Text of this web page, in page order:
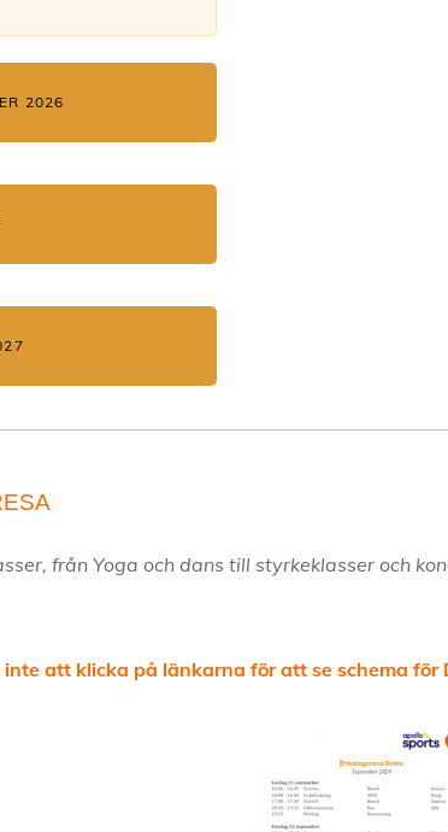
2026
från Yoga och dans till styrkeklasser och
inte att klicka på länkarna för att se schema för